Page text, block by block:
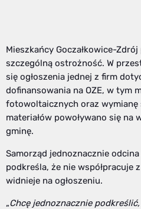
Mieszkańcy Goczałkowice-Zdrój
szczególną ostrożność. W
się ogłoszenia jednej z firm
dofinansowania na OZE, w tym
fotowoltaicznych oraz wymianę
materiałów powoływano się na
gminę.
Samorząd jednoznacznie
podkreśla, że nie współpracuje
widnieje na ogłoszeniu.
„Chcę jednoznacznie